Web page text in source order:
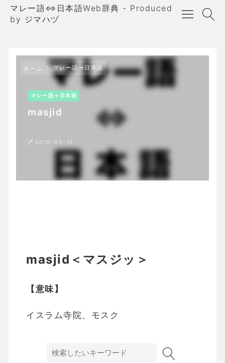
マレー語⇔日本語Web辞典 - Produced
by ジマハヅ
ホーム マレー語→日本語
マレー語→日本語
masjid
2019-05-12
masjid＜マスジッ＞
【意味】
イスラム寺院、モスク